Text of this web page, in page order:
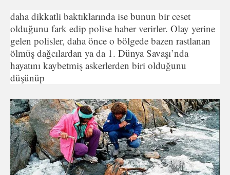
daha dikkatli baktıklarında ise bunun bir ceset
olduğunu fark edip polise haber verirler. Olay yerine
gelen polisler, daha önce o bölgede bazen rastlanan
ölmüş dağcılardan ya da 1. Dünya Savaşı’nda
hayatını kaybetmiş askerlerden biri olduğunu
düşünüp